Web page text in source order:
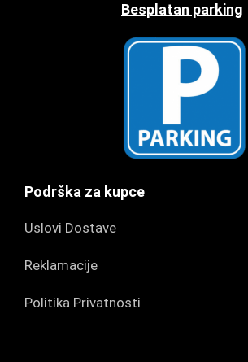
Besplatan parking
Podrška za kupce
Uslovi Dostave
Reklamacije
Politika Privatnosti